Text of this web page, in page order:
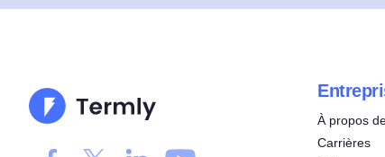
À propos
Carrières